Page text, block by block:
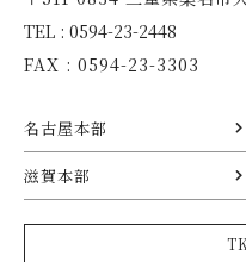
TEL : 0594-23-2448
FAX : 0594-23-3303
名古屋本部
滋賀本部